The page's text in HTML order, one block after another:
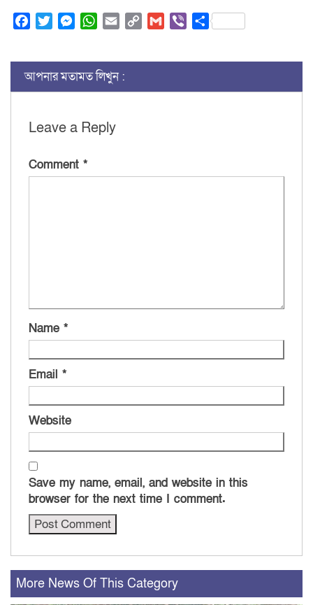
FacebookTwitterMessenger
WhatsApp
Email Copy
Gmail ViberShare
আপনার মতামত লিখুন :
Leave a Reply
Comment *
Name *
Email *
Website
Save my name, email, and website in this
browser for the next time I comment.
More News Of This Category